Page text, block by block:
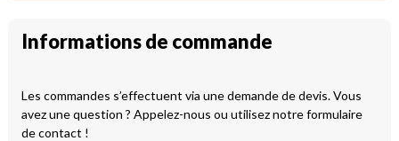
Informations de commande
Les commandes s’effectuent via une demande de devis. Vous
avez une question ? Appelez-nous ou utilisez notre formulaire
de contact !